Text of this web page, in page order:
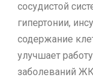
сосудистой
гипертонии,
содержание
улучшает
заболеваний